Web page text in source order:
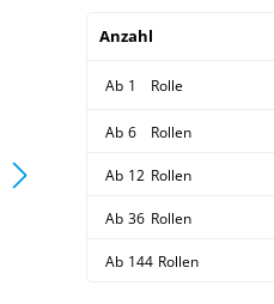
Anzahl
Ab 1 Rolle
Ab 6 Rollen
Ab 12 Rollen
Ab 36 Rollen
Ab 144 Rollen